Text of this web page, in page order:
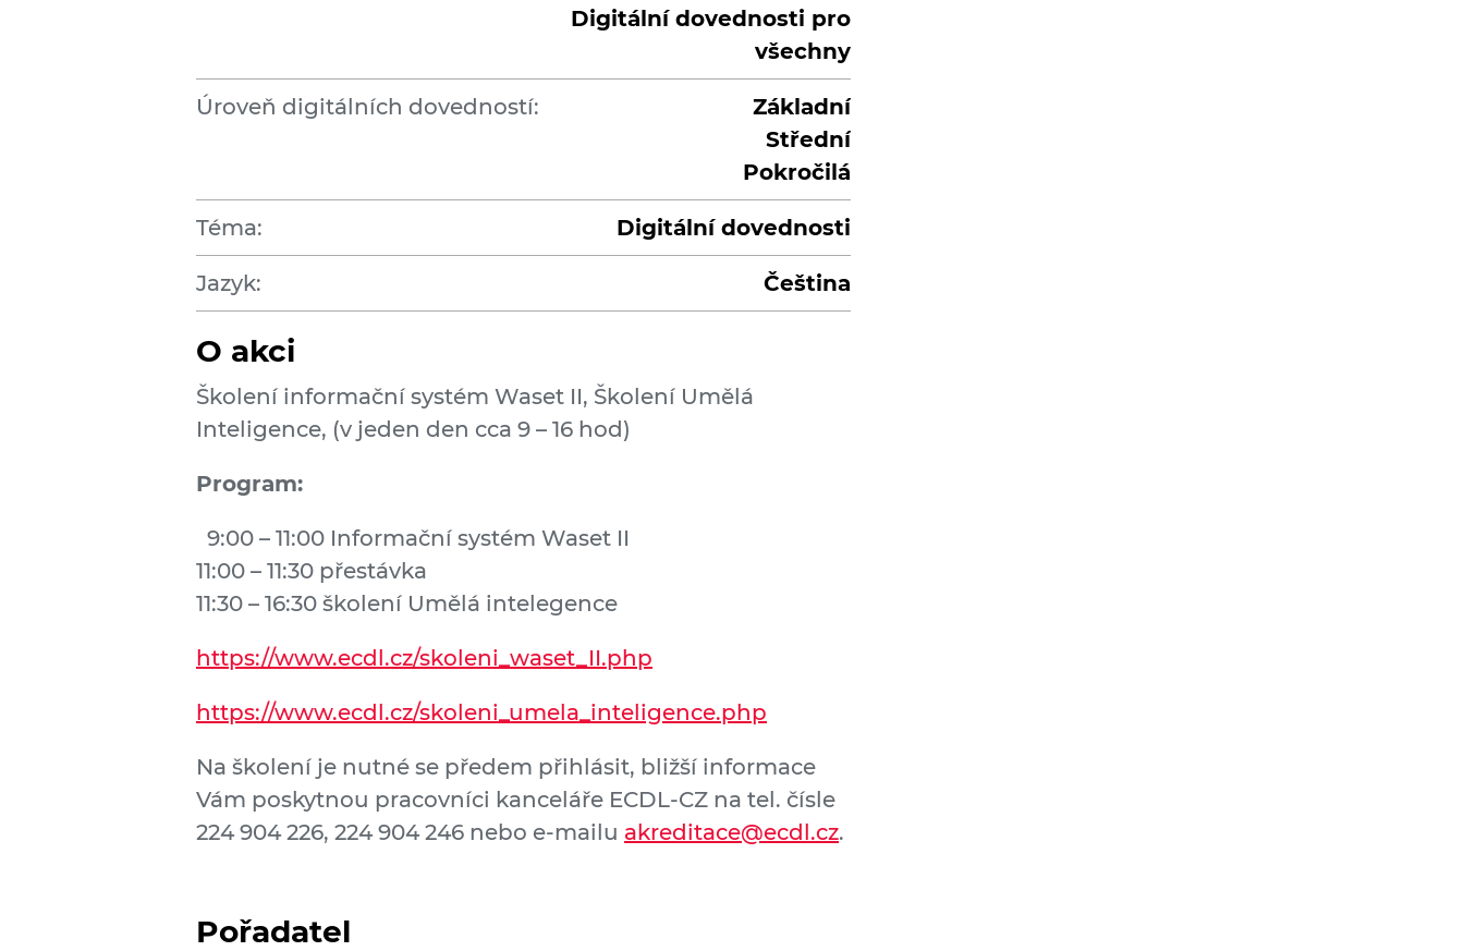
Digitální dovednosti pro
všechny
Úroveň digitálních dovedností:
Základní
Střední
Pokročilá
Téma: Digitální dovednosti
Jazyk: Čeština
O akci
Školení informační systém Waset II, Školení Umělá
Inteligence, (v jeden den cca 9 – 16 hod)
Program:
9:00 – 11:00 Informační systém Waset II
11:00 – 11:30 přestávka
11:30 – 16:30 školení Umělá intelegence
https://www.ecdl.cz/skoleni_waset_II.php
https://www.ecdl.cz/skoleni_umela_inteligence.php
Na školení je nutné se předem přihlásit, bližší informace
Vám poskytnou pracovníci kanceláře ECDL-CZ na tel. čísle
224 904 226, 224 904 246 nebo e-mailu akreditace@ecdl.cz.
Pořadatel